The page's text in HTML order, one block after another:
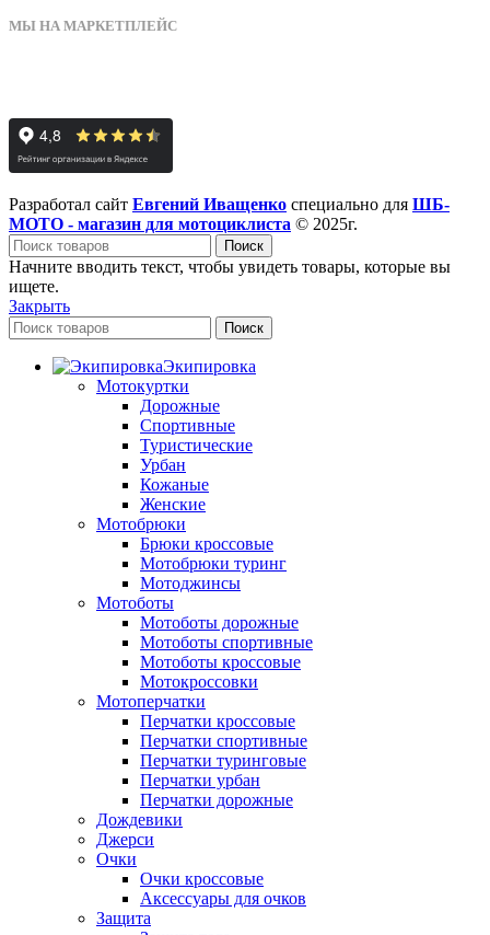
МЫ НА МАРКЕТПЛЕЙС
Разработал сайт Евгений Иващенко специально для ШБ-
МОТО - магазин для мотоциклиста © 2025г.
Поиск
Начните вводить текст, чтобы увидеть товары, которые вы
ищете.
Закрыть
Поиск
Экипировка
Мотокуртки
Дорожные
Спортивные
Туристические
Урбан
Кожаные
Женские
Мотобрюки
Брюки кроссовые
Мотобрюки туринг
Мотоджинсы
Мотоботы
Мотоботы дорожные
Мотоботы спортивные
Мотоботы кроссовые
Мотокроссовки
Мотоперчатки
Перчатки кроссовые
Перчатки спортивные
Перчатки туринговые
Перчатки урбан
Перчатки дорожные
Дождевики
Джерси
Очки
Очки кроссовые
Аксессуары для очков
Защита